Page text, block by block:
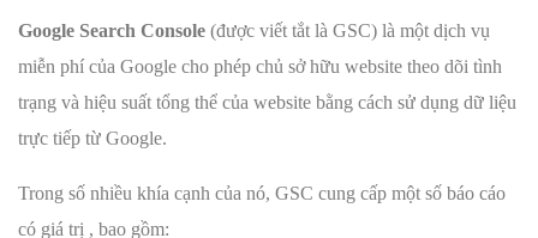
Google Search Console (được viết tắt là GSC) là một dịch vụ
miễn phí của Google cho phép chủ sở hữu website theo dõi tình
trạng và hiệu suất tổng thể của website bằng cách sử dụng dữ liệu
trực tiếp từ Google.
Trong số nhiều khía cạnh của nó, GSC cung cấp một số báo cáo
có giá trị , bao gồm: